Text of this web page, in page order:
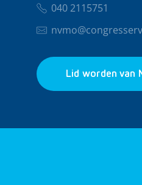
040 2115751
Lid worden van